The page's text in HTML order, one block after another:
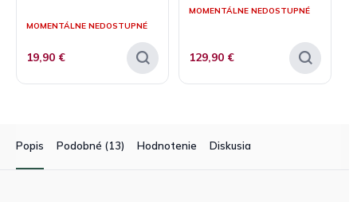
hodnotenie
5,0
5
MOMENTÁLNE NEDOSTUPNÉ
19,90 €
hodnotenie
z
hviezdičiek.
MOMENTÁLNE NEDOSTUPNÉ
129,90 €
Popis Podobné (13) Hodnotenie Diskusia